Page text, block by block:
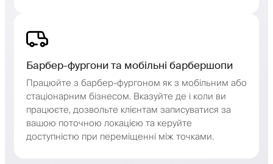
Барбер-фургони та мобільні барбершопи
Працюйте з барбер-фургоном як з мобільним або
стаціонарним бізнесом. Вказуйте де і коли ви
працюєте, дозвольте клієнтам записуватися за
вашою поточною локацією та керуйте
доступністю при переміщенні між точками.